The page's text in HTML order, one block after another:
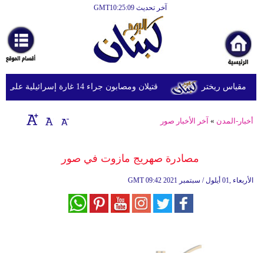
آخر تحديث GMT10:25:09
أخبارعاجلة
رياضة
ثقافة
إقتصاد
قتيلان ومصابون جراء 14 غارة إسرائيلية على شرق وجنوب لبنان
أخبار-المدن » آخر الأخبار صور
مصادرة صهريج مازوت في صور
GMT 09:42 2021 الأربعاء ,01 أيلول / سبتمبر